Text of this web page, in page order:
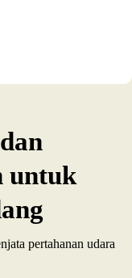
untuk
pertahanan udara